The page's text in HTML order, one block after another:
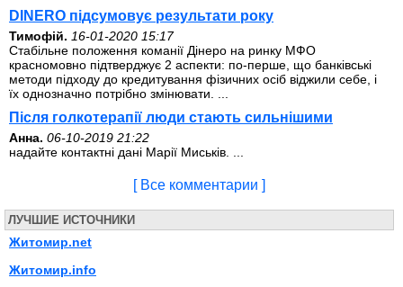
DINERO підсумовує результати року
Тимофій. 16-01-2020 15:17
Стабільне положення команії Дінеро на ринку МФО
красномовно підтверджує 2 аспекти: по-перше, що банківські
методи підходу до кредитування фізичних осіб віджили себе, і
їх однозначно потрібно змінювати. ...
Після голкотерапії люди стають сильнішими
Анна. 06-10-2019 21:22
надайте контактні дані Марії Миськів. ...
[ Все комментарии ]
ЛУЧШИЕ ИСТОЧНИКИ
Житомир.net
Житомир.info